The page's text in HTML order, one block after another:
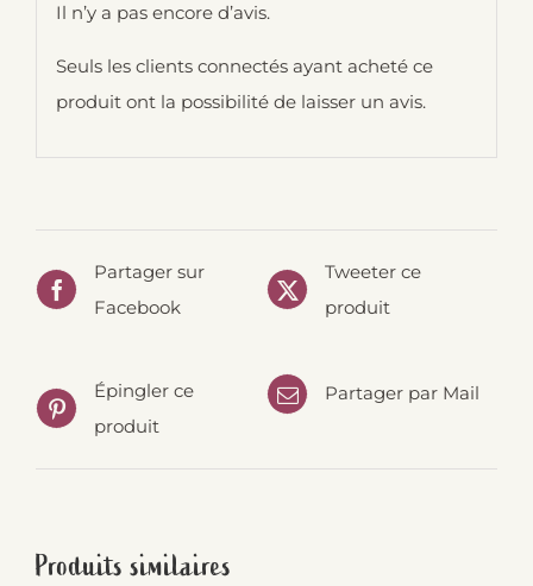
Il n’y a pas encore d’avis.
Seuls les clients connectés ayant acheté ce
produit ont la possibilité de laisser un avis.
Partager sur
Facebook
Tweeter ce
produit
Épingler ce
produit
Partager par Mail
Produits similaires